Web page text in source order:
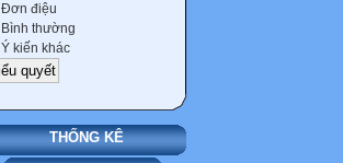
Đơn điệu
Bình thường
Ý kiến khác
THỐNG KÊ